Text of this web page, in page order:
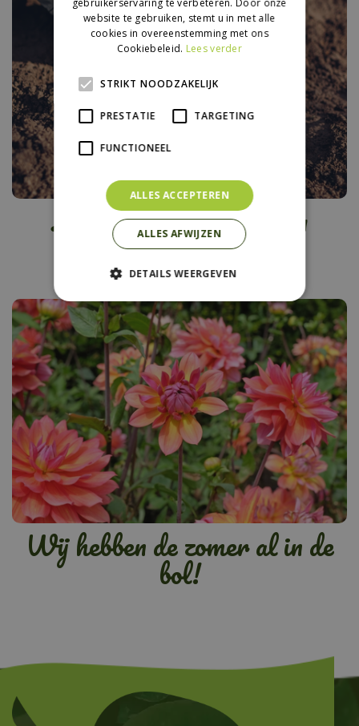
Laatste kans! Plant nu
voorjaarsbollen
Wij hebben de zomer al in de
bol!
website te gebruiken, stemt u in met alle
cookies in overeenstemming met ons
Cookiebeleid. Lees verder
STRIKT NOODZAKELIJK
PRESTATIE TARGETING
FUNCTIONEEL
ALLES ACCEPTEREN
ALLES AFWIJZEN
DETAILS WEERGEVEN